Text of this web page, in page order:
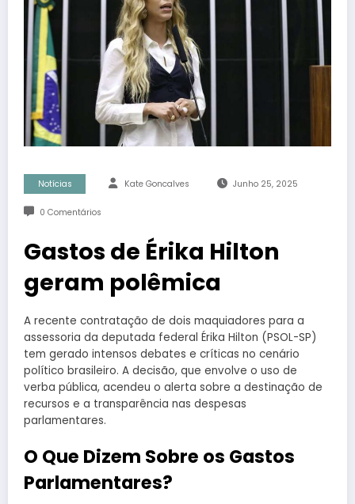
Notícias Kate Goncalves Junho 25, 2025
0 Comentários
Gastos de Érika Hilton
geram polêmica
A recente contratação de dois maquiadores para a
assessoria da deputada federal Érika Hilton (PSOL-SP)
tem gerado intensos debates e críticas no cenário
político brasileiro. A decisão, que envolve o uso de
verba pública, acendeu o alerta sobre a destinação de
recursos e a transparência nas despesas
parlamentares.
O Que Dizem Sobre os Gastos
Parlamentares?